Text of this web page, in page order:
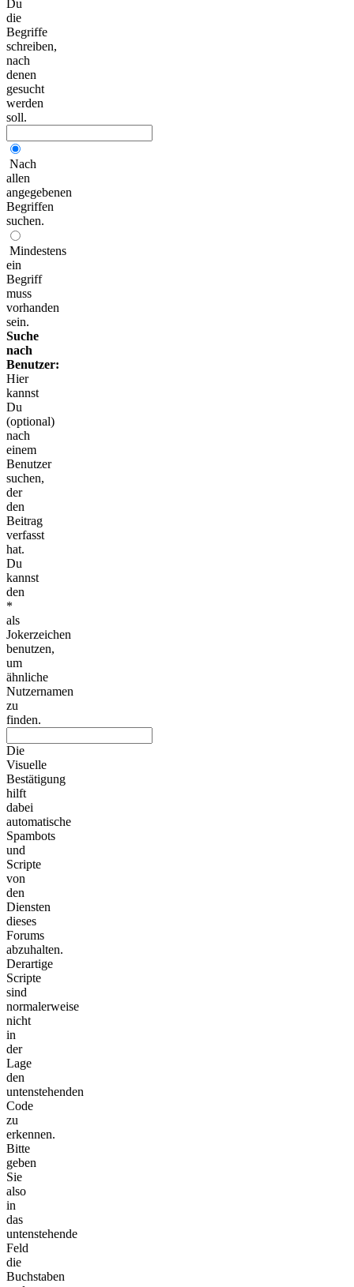
Du
die
Begriffe
schreiben,
nach
denen
gesucht
werden
soll.
Nach
allen
angegebenen
Begriffen
suchen.
Mindestens
ein
Begriff
muss
vorhanden
sein.
Suche
nach
Benutzer:
Hier
kannst
Du
(optional)
nach
einem
Benutzer
suchen,
der
den
Beitrag
verfasst
hat.
Du
kannst
den
*
als
Jokerzeichen
benutzen,
um
ähnliche
Nutzernamen
zu
finden.
Die
Visuelle
Bestätigung
hilft
dabei
automatische
Spambots
und
Scripte
von
den
Diensten
dieses
Forums
abzuhalten.
Derartige
Scripte
sind
normalerweise
nicht
in
der
Lage
den
untenstehenden
Code
zu
erkennen.
Bitte
geben
Sie
also
in
das
untenstehende
Feld
die
Buchstaben